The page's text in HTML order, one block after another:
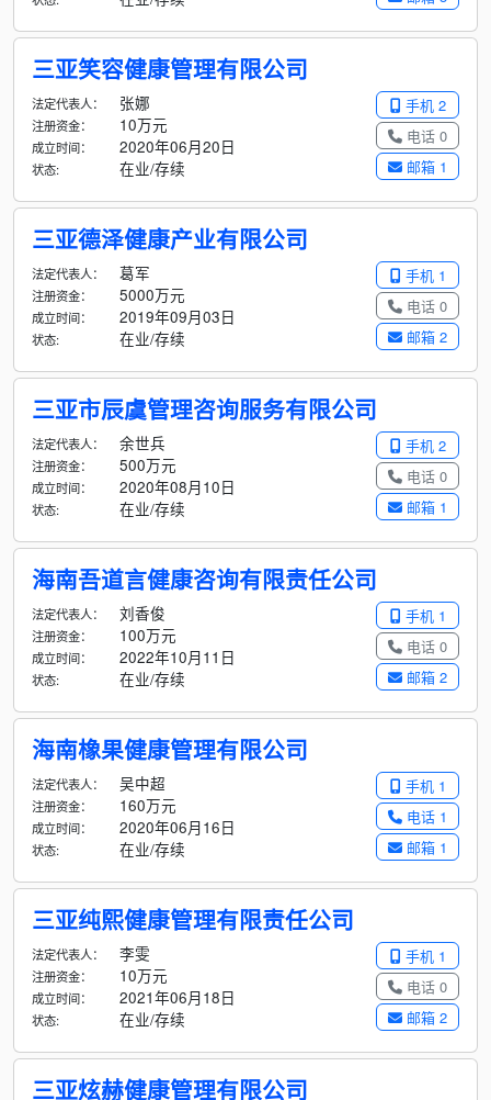
三亚笑容健康管理有限公司
手机 2
电话 0
邮箱 1
法定代表人： 张娜
注册资金： 10万元
成立时间： 2020年06月20日
状态: 在业/存续
三亚德泽健康产业有限公司
手机 1
电话 0
邮箱 2
法定代表人： 葛军
注册资金： 5000万元
成立时间： 2019年09月03日
状态: 在业/存续
三亚市辰虞管理咨询服务有限公司
手机 2
电话 0
邮箱 1
法定代表人： 余世兵
注册资金： 500万元
成立时间： 2020年08月10日
状态: 在业/存续
海南吾道言健康咨询有限责任公司
手机 1
电话 0
邮箱 2
法定代表人： 刘香俊
注册资金： 100万元
成立时间： 2022年10月11日
状态: 在业/存续
海南橡果健康管理有限公司
手机 1
电话 1
邮箱 1
法定代表人： 吴中超
注册资金： 160万元
成立时间： 2020年06月16日
状态: 在业/存续
三亚纯熙健康管理有限责任公司
手机 1
电话 0
邮箱 2
法定代表人： 李雯
注册资金： 10万元
成立时间： 2021年06月18日
状态: 在业/存续
三亚炫赫健康管理有限公司